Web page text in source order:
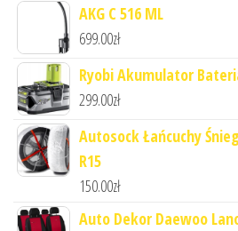
AKG C 516 ML
699.00zł
Ryobi Akumulator
299.00zł
Autosock Łańcuchy
R15
150.00zł
Auto Dekor Daewoo